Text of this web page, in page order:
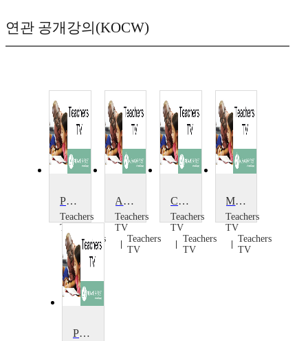
연관 공개강의(KOCW)
Primary Art: Abstract Art: My Journey
Teachers
TV
Teachers
TV
Art Workshop
Teachers
TV
Teachers
TV
Contemporary Art
Teachers
TV
Teachers
TV
Messy Art at KS1
Teachers
TV
Teachers
TV
Primary Art